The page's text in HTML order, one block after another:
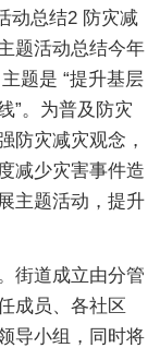
题活动总结今年
题是 “提升基层
”。为普及防灾
防灾减灾观念，
减少灾害事件造
主题活动，提升
街道成立由分管
成员、各社区
导小组，同时将
动总结2 防灾减